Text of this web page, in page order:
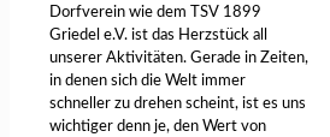
Dorfverein wie dem TSV 1899
Griedel e.V. ist das Herzstück all
unserer Aktivitäten. Gerade in Zeiten,
in denen sich die Welt immer
schneller zu drehen scheint, ist es uns
wichtiger denn je, den Wert von